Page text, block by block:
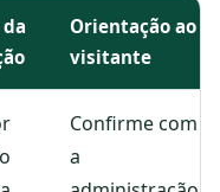
Orientação ao
visitante
Confirme com
a